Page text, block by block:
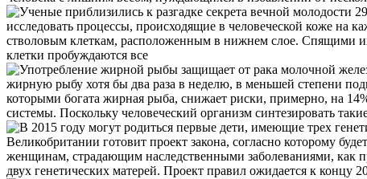
исследовать процессы, происходящие в человеческой коже на
стволовым клеткам, расположенным в нижнем слое. Спящими
клетки пробуждаются все
жирную рыбу хотя бы два раза в неделю, в меньшей степени
которыми богата жирная рыба, снижает риски, примерно, на
системы. Поскольку человеческий организм синтезировать
Великобритании готовит проект закона, согласно которому
женщинам, страдающим наследственными заболеваниями, как
двух генетических матерей. Проект правил ожидается к концу